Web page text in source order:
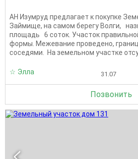
АН Изумруд предлагает к покупке
Займище, на самом берегу Волги,
площадь 6 соток. Участок
формы. Межевание проведено,
соседями. На земельном участке
☆ Элла 31.07
Позвонить